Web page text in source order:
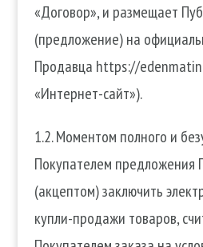
«Договор», и размещает
(предложение) на
Продавца https://
«Интернет-сайт»).
1.2. Моментом полного и
Покупателем предложения
(акцептом) заключить
купли-продажи товаров,